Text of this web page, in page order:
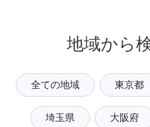
地域から
全ての地域 東京都
埼玉県 大阪府